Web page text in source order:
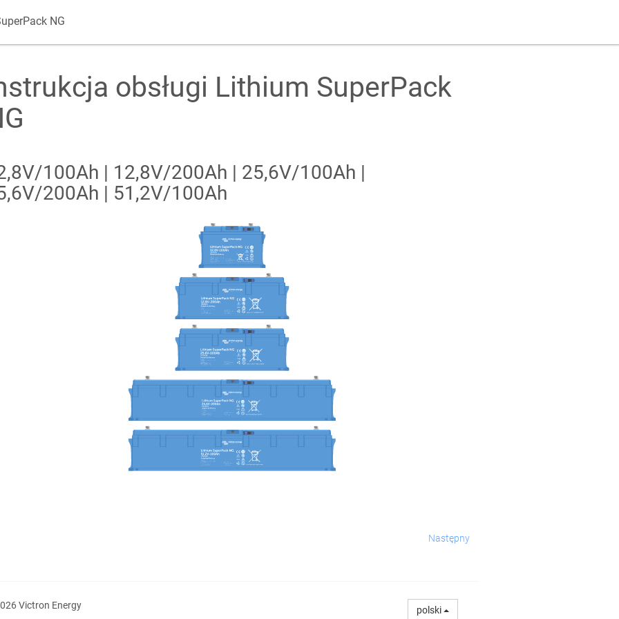
NG
obsługi Lithium SuperPack
100Ah | 12,8V/200Ah | 25,6V/100Ah |
200Ah | 51,2V/100Ah
Następny
Victron Energy polski